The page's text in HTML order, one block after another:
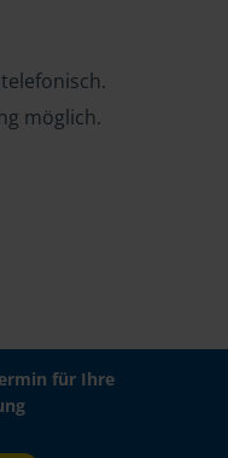
möglich.
für Ihre